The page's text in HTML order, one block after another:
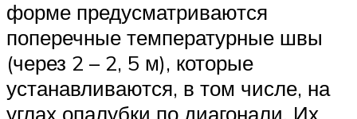
форме предусматриваются
поперечные температурные швы
(через 2 – 2, 5 м), которые
устанавливаются, в том числе, на
углах опалубки по диагонали. Их